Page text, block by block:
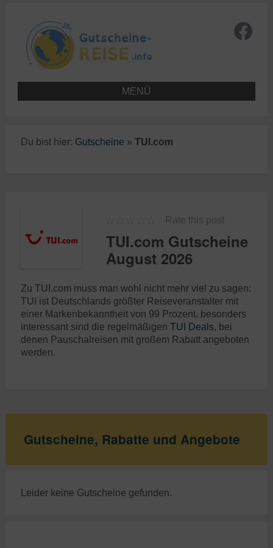
MENÜ
Du bist hier: Gutscheine » TUI.com
Rate this post
TUI.com Gutscheine
August 2026
Zu TUI.com muss man wohl nicht mehr viel zu sagen:
TUI ist Deutschlands größter Reiseveranstalter mit
einer Markenbekanntheit von 99 Prozent. besonders
interessant sind die regelmäßigen
TUI Deals, bei
denen Pauschalreisen mit großem Rabatt angeboten
werden.
Gutscheine, Rabatte und Angebote
Leider keine Gutscheine gefunden.